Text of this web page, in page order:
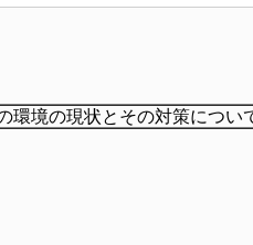
境の現状とその対策につい